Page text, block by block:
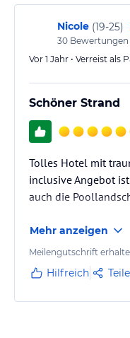
Werde zukünftig
Hochzeit stattfindet
Nicole (19-25)
30 Bewertungen
Vor 1 Jahr • Verreist als
Schöner Strand
Tolles Hotel mit
inclusive Angebot
auch die
Mehr anzeigen
Meilengutschrift
Hilfreich